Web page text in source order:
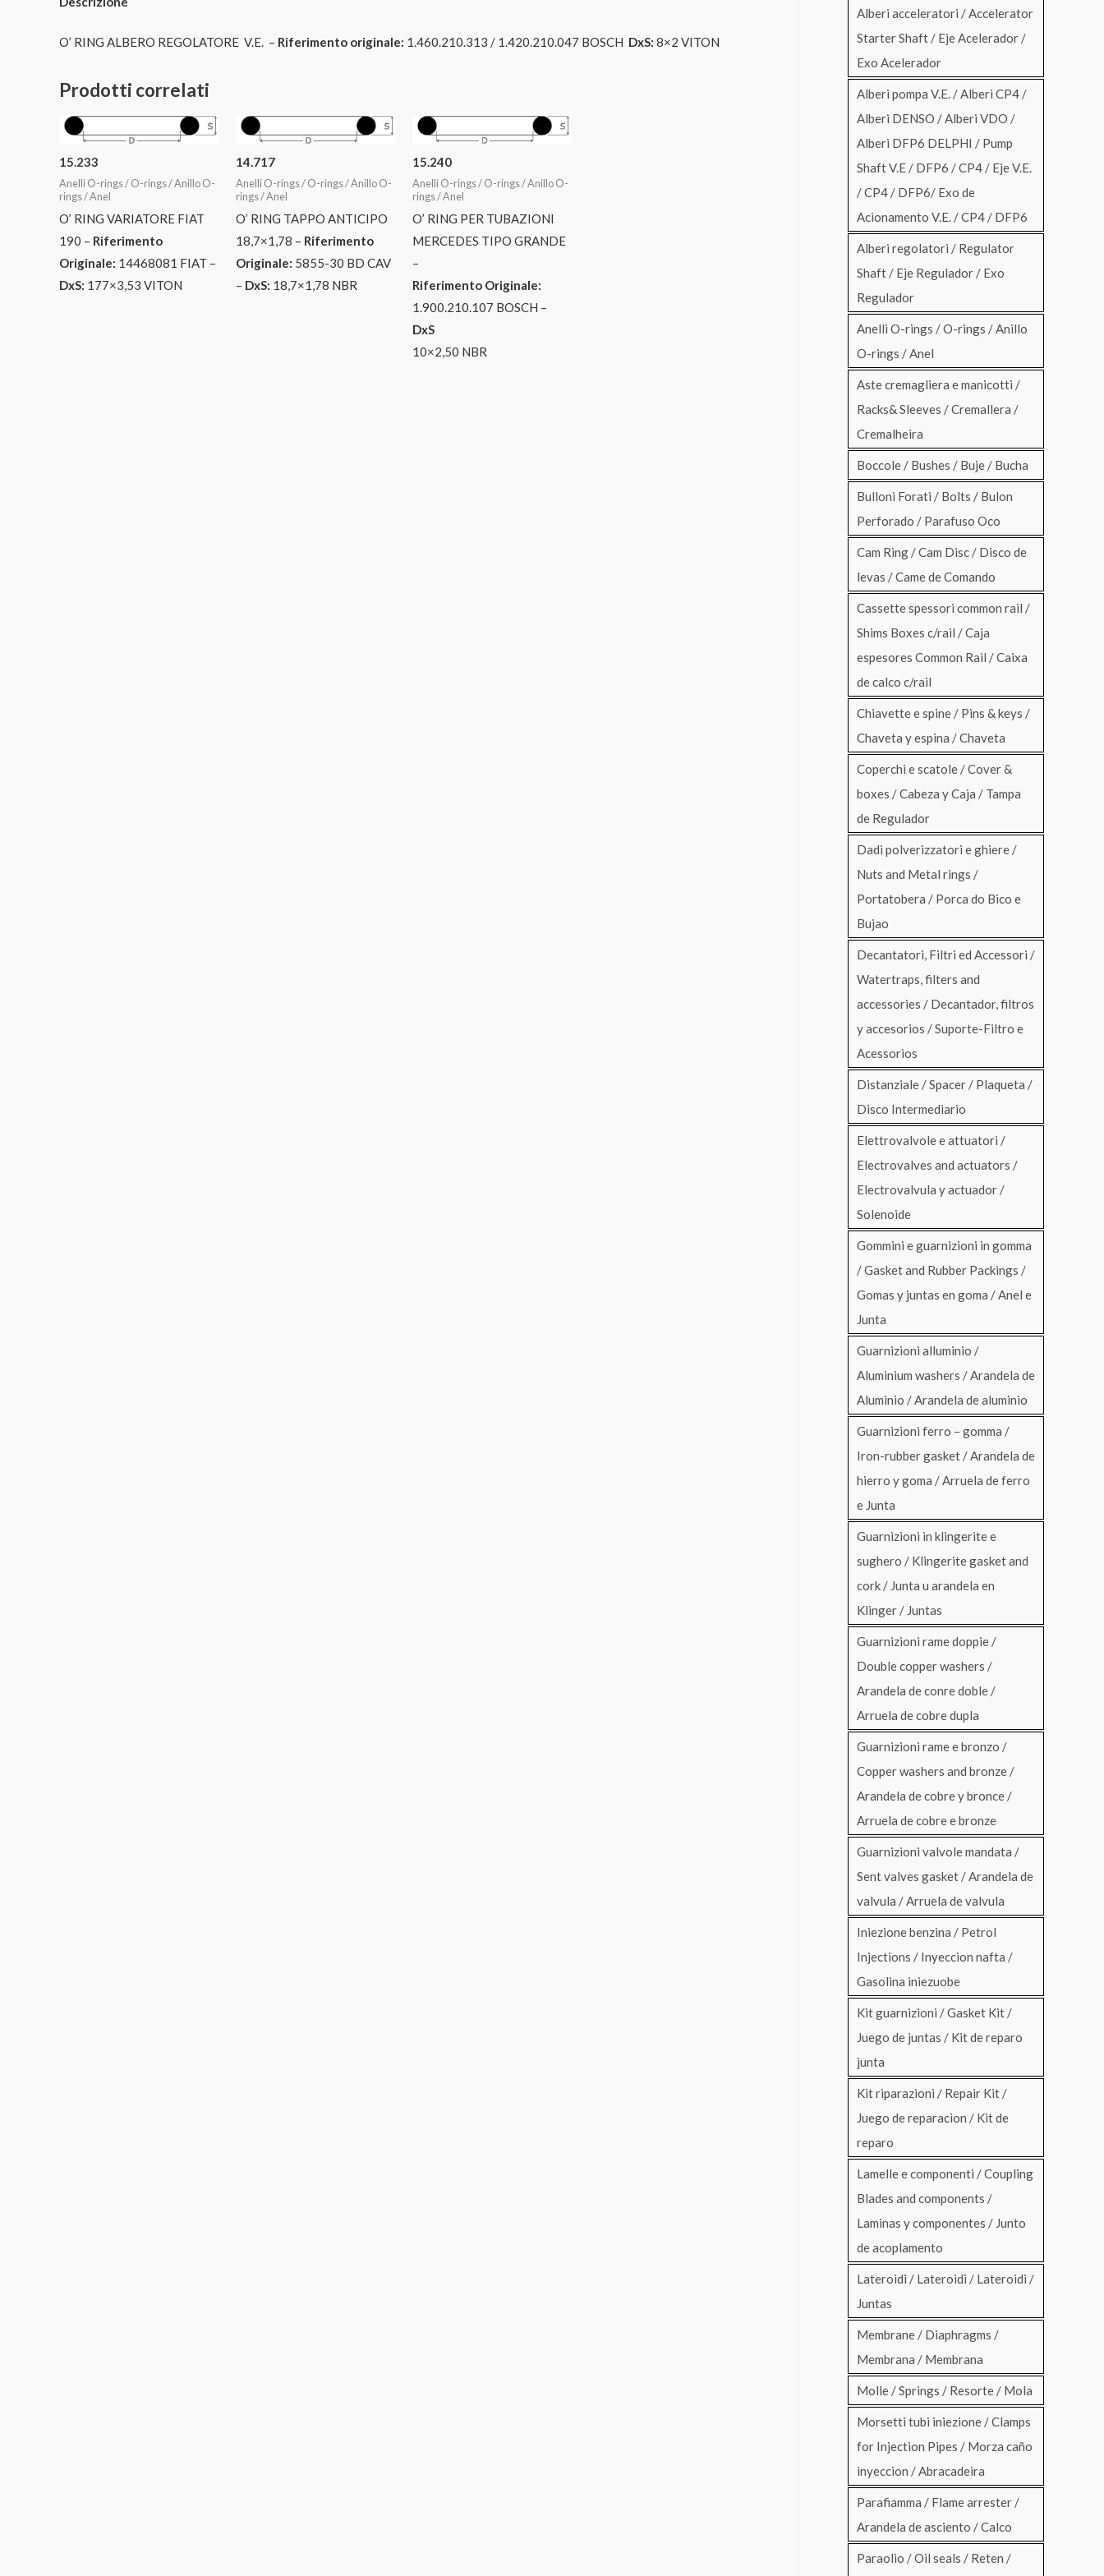
O’ RING ALBERO REGOLATORE V.E. – Riferimento originale: 1.460.210.313 / 1.420.210.047 BOSCH DxS: 8×2 VITON
Prodotti correlati
15.233
Anelli O-rings / O-rings / Anillo O-
rings / Anel
O’ RING VARIATORE FIAT
190 – Riferimento
Originale: 14468081 FIAT –
DxS: 177×3,53 VITON
14.717
Anelli O-rings / O-rings / Anillo O-
rings / Anel
O’ RING TAPPO ANTICIPO
18,7×1,78 – Riferimento
Originale: 5855-30 BD CAV
– DxS: 18,7×1,78 NBR
15.240
Anelli O-rings / O-rings / Anillo O-
rings / Anel
O’ RING PER TUBAZIONI
MERCEDES TIPO GRANDE
–
Riferimento Originale:
1.900.210.107 BOSCH –
DxS
10×2,50 NBR
Alberi acceleratori / Accelerator
Starter Shaft / Eje Acelerador /
Exo Acelerador
Alberi pompa V.E. / Alberi CP4 /
Alberi DENSO / Alberi VDO /
Alberi DFP6 DELPHI / Pump
Shaft V.E / DFP6 / CP4 / Eje V.E.
/ CP4 / DFP6/ Exo de
Acionamento V.E. / CP4 / DFP6
Alberi regolatori / Regulator
Shaft / Eje Regulador / Exo
Regulador
Anelli O-rings / O-rings / Anillo
O-rings / Anel
Aste cremagliera e manicotti /
Racks& Sleeves / Cremallera /
Cremalheira
Boccole / Bushes / Buje / Bucha
Bulloni Forati / Bolts / Bulon
Perforado / Parafuso Oco
Cam Ring / Cam Disc / Disco de
levas / Came de Comando
Cassette spessori common rail /
Shims Boxes c/rail / Caja
espesores Common Rail / Caixa
de calco c/rail
Chiavette e spine / Pins & keys /
Chaveta y espina / Chaveta
Coperchi e scatole / Cover &
boxes / Cabeza y Caja / Tampa
de Regulador
Dadi polverizzatori e ghiere /
Nuts and Metal rings /
Portatobera / Porca do Bico e
Bujao
Decantatori, Filtri ed Accessori /
Watertraps, filters and
accessories / Decantador, filtros
y accesorios / Suporte-Filtro e
Acessorios
Distanziale / Spacer / Plaqueta /
Disco Intermediario
Elettrovalvole e attuatori /
Electrovalves and actuators /
Electrovalvula y actuador /
Solenoide
Gommini e guarnizioni in gomma
/ Gasket and Rubber Packings /
Gomas y juntas en goma / Anel e
Junta
Guarnizioni alluminio /
Aluminium washers / Arandela de
Aluminio / Arandela de aluminio
Guarnizioni ferro – gomma /
Iron-rubber gasket / Arandela de
hierro y goma / Arruela de ferro
e Junta
Guarnizioni in klingerite e
sughero / Klingerite gasket and
cork / Junta u arandela en
Klinger / Juntas
Guarnizioni rame doppie /
Double copper washers /
Arandela de conre doble /
Arruela de cobre dupla
Guarnizioni rame e bronzo /
Copper washers and bronze /
Arandela de cobre y bronce /
Arruela de cobre e bronze
Guarnizioni valvole mandata /
Sent valves gasket / Arandela de
valvula / Arruela de valvula
Iniezione benzina / Petrol
Injections / Inyeccion nafta /
Gasolina iniezuobe
Kit guarnizioni / Gasket Kit /
Juego de juntas / Kit de reparo
junta
Kit riparazioni / Repair Kit /
Juego de reparacion / Kit de
reparo
Lamelle e componenti / Coupling
Blades and components /
Laminas y componentes / Junto
de acoplamento
Lateroidi / Lateroidi / Lateroidi /
Juntas
Membrane / Diaphragms /
Membrana / Membrana
Molle / Springs / Resorte / Mola
Morsetti tubi iniezione / Clamps
for Injection Pipes / Morza caño
inyeccion / Abracadeira
Parafiamma / Flame arrester /
Arandela de asciento / Calco
Paraolio / Oil seals / Reten /